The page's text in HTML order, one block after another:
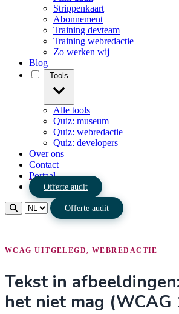
Strippenkaart
Abonnement
Training devteam
Training webredactie
Zo werken wij
Blog
Alle tools
Quiz: museum
Quiz: webredactie
Quiz: developers
Over ons
Contact
Portaal
Offerte audit
Offerte audit
WCAG UITGELEGD, WEBREDACTIE
Tekst in
het niet mag (WCAG